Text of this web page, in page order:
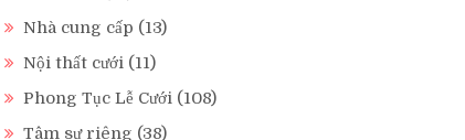
Nhà cung cấp (13)
Nội thất cưới (11)
Phong Tục Lễ Cưới (108)
Tâm sự riêng (38)